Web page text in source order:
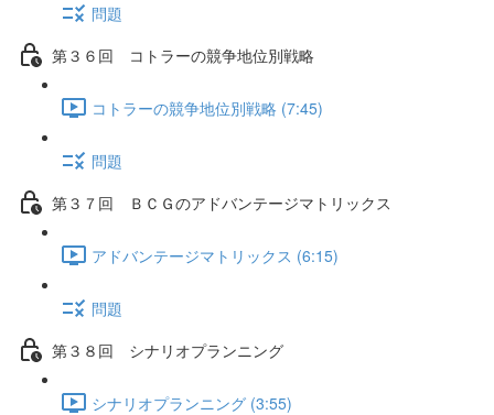
問題
第３６回 コトラーの競争地位別戦略
コトラーの競争地位別戦略 (7:45)
問題
第３７回 ＢＣＧのアドバンテージマトリックス
アドバンテージマトリックス (6:15)
問題
第３８回 シナリオプランニング
シナリオプランニング (3:55)